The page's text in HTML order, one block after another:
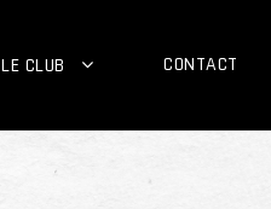
LE CLUB CONTACT